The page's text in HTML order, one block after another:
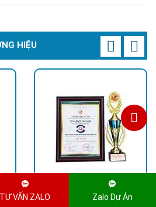
HIỆU
TƯ VẤN ZALO Zalo Dự Án